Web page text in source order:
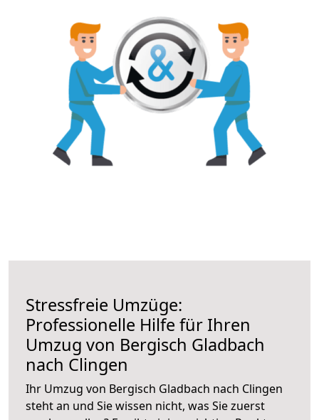
Stressfreie Umzüge:
Professionelle Hilfe für Ihren
Umzug von Bergisch Gladbach
nach Clingen
Ihr Umzug von Bergisch Gladbach nach Clingen
steht an und Sie wissen nicht, was Sie zuerst